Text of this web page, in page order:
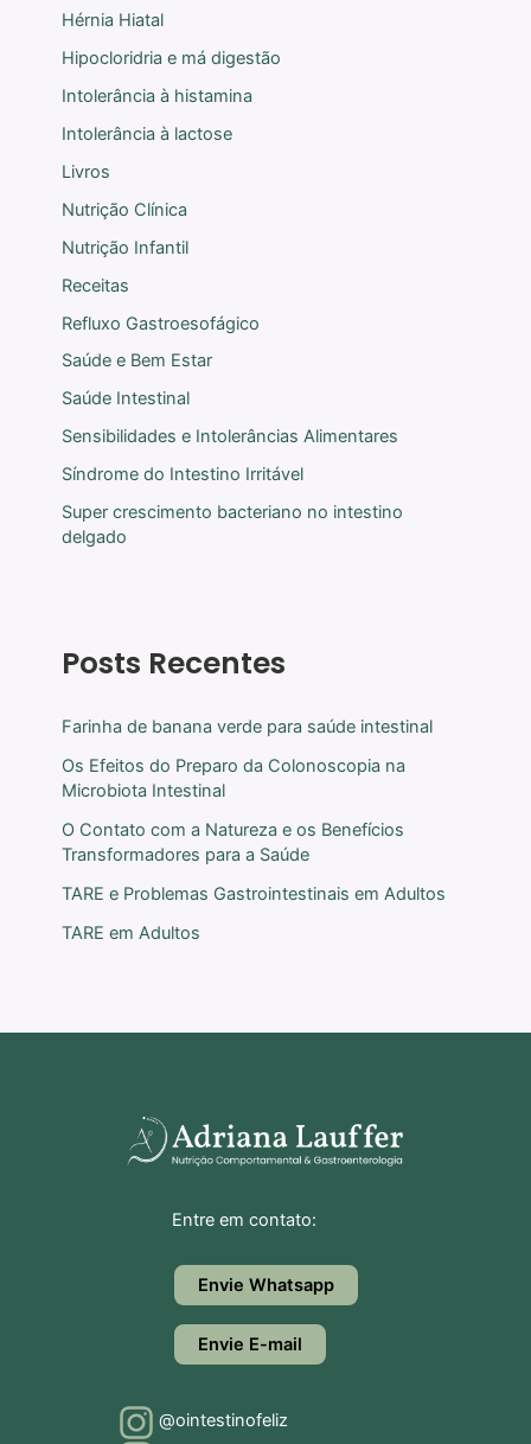
Hérnia Hiatal
Hipocloridria e má digestão
Intolerância à histamina
Intolerância à lactose
Livros
Nutrição Clínica
Nutrição Infantil
Receitas
Refluxo Gastroesofágico
Saúde e Bem Estar
Saúde Intestinal
Sensibilidades e Intolerâncias Alimentares
Síndrome do Intestino Irritável
Super crescimento bacteriano no intestino
delgado
Posts Recentes
Farinha de banana verde para saúde intestinal
Os Efeitos do Preparo da Colonoscopia na
Microbiota Intestinal
O Contato com a Natureza e os Benefícios
Transformadores para a Saúde
TARE e Problemas Gastrointestinais em Adultos
TARE em Adultos
Entre em contato:
Envie Whatsapp
Envie E-mail
@ointestinofeliz